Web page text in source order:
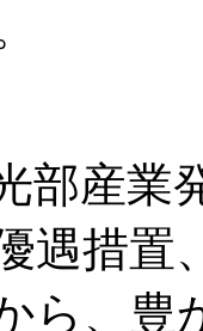
部産業
遇措置
ら、豊